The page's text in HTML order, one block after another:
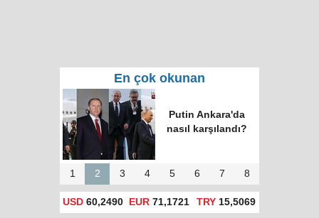
En çok okunan
Putin Ankara'da
nasıl karşılandı?
1 2 3 4 5 6 7 8
USD 60,2490 EUR 71,1721 TRY15,5069